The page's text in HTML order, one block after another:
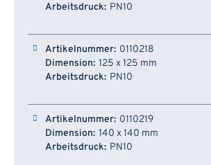
PN10
0110218
125 x 125 mm
PN10
0110219
140 x 140 mm
PN10